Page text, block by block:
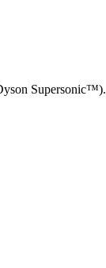
Supersonic™).